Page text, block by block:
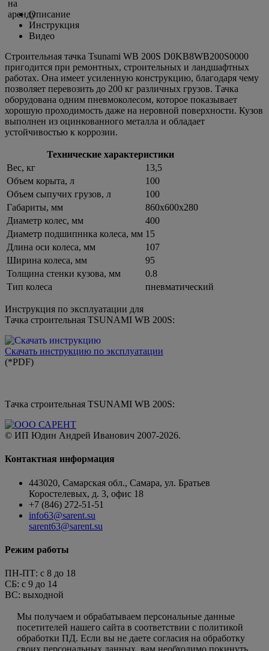
Описание
Инструкция
Видео
Строительная тачка Tsunami WB 200S D0KB8WB200S0000
пригодится при ремонтных, строительных и ландшафтных
работах. Она имеет усиленную конструкцию, благодаря чему
позволяет перевозить до 200 кг различных грузов. Тачка
оборудована одним пневмоколесом, которое показывает
хорошую проходимость даже на неровной поверхности. Кузов
выполнен из оцинкованного металла и обладает
устойчивостью к коррозии.
Технические характеристики
Вес, кг
13,5
Объем корыта, л
100
Объем сыпучих грузов, л
100
Габариты, мм
860х600х280
Диаметр колес, мм
400
Диаметр подшипника колеса, мм 15
Длина оси колеса, мм
107
Ширина колеса, мм
95
Толщина стенки кузова, мм
0.8
Тип колеса
пневматический
Инструкция по эксплуатации для
Тачка строительная TSUNAMI WB 200S:
Скачать инструкцию по эксплуатации
(*PDF)
Тачка строительная TSUNAMI WB 200S:
© ИП Юдин Андрей Иванович 2007-2026.
Контактная информация
443020, Самарская обл., Самара, ул. Братьев
Коростелевых, д. 3, офис 18
+7 (846) 272-51-51
info63@sarent.su
sarent63@sarent.su
Режим работы
ПН-ПТ: c 8 до 18
СБ: с 9 до 14
ВС: выходной
Мы получаем и обрабатываем персональные данные
посетителей нашего сайта в соответствии с политикой
обработки ПД. Если вы не даете согласия на обработку